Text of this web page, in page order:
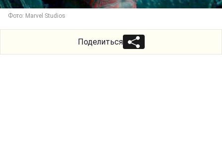
Фото: Marvel Studios
Поделиться